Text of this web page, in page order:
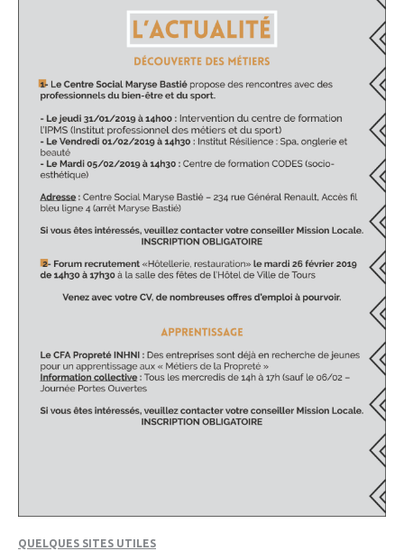
QUELQUES SITES UTILES